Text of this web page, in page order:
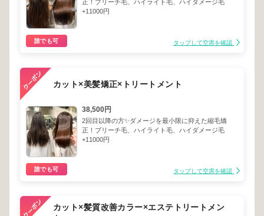
正！ブリーチ毛、ハイライト毛、ハイダメージ毛
+11000円
誰でも可 タップして空席を確認
カット×美髪矯正×トリートメント
38,500円
2回目以降の方✨ダメージを最小限に抑えた縮毛矯
正！ブリーチ毛、ハイライト毛、ハイダメージ毛
+11000円
誰でも可 タップして空席を確認
カット×髪質改善カラー×エステトリートメン